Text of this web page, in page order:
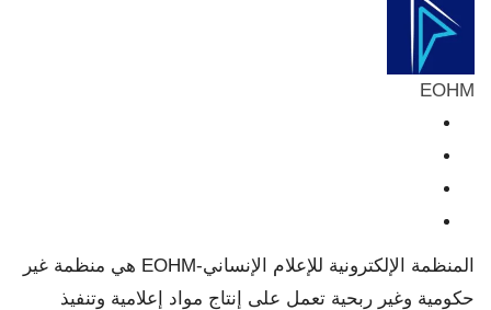
EOHM
المنظمة الإلكترونية للإعلام الإنساني-EOHM هي منظمة غير
حكومية وغير ربحية تعمل على إنتاج مواد إعلامية وتنفيذ